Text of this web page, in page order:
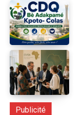
Publicité